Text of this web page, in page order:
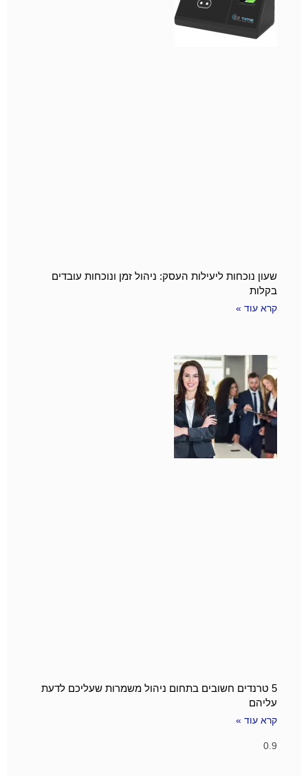
שעון נוכחות ליעילות העסק: ניהול זמן ונוכחות עובדים
בקלות
קרא עוד »
5 טרנדים חשובים בתחום ניהול משמרות שעליכם לדעת
עליהם
קרא עוד »